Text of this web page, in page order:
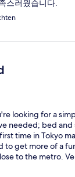
스러웠습니다.
looking for a
needed; bed and
time in Tokyo
get more of a
to the metro.